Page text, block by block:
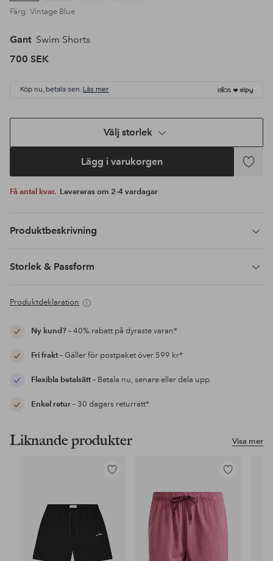
Färg: Vintage Blue
Gant Swim Shorts
700 SEK
Köp nu, betala sen. Läs mer
Välj storlek
Lägg i varukorgen
Lägg
Få antal kvar. Levereras om 2-4 vardagar
Produktbeskrivning
Storlek & Passform
Produktdeklaration
Ny kund?– 40% rabatt på dyraste varan*
Fri frakt– Gäller för postpaket över 599 kr*
Flexibla betalsätt– Betala nu, senare eller dela upp
Enkel retur– 30 dagars returrätt*
Visa mer
Liknande produkter
Lägg
Lägg
i
favoriter